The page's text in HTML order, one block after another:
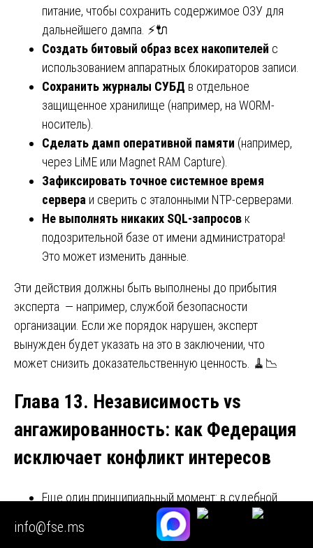
питание, чтобы сохранить содержимое ОЗУ для
дальнейшего дампа. ⚡🔌
Создать битовый образ всех накопителей с
использованием аппаратных блокираторов записи.
Сохранить журналы СУБД в отдельное
защищенное хранилище (например, на WORM-
носитель).
Сделать дамп оперативной памяти (например,
через LiME или Magnet RAM Capture).
Зафиксировать точное системное время
сервера и сверить с эталонными NTP-серверами.
Не выполнять никаких SQL-запросов к
подозрительной базе от имени администратора!
Это может изменить данные.
Эти действия должны быть выполнены до прибытия
эксперта — например, службой безопасности
организации. Если же порядок нарушен, эксперт
вынужден будет указать на это в заключении, что
может снизить доказательственную ценность. 🧹📉
Глава 13. Независимость vs
ангажированность: как Федерация
исключает конфликт интересов
Еще один принципиальный момент: в судебной
экспертизе баз данных нередки попытки сторон
повлиять на эксперта. Федерация внедрила
info@fse.ms